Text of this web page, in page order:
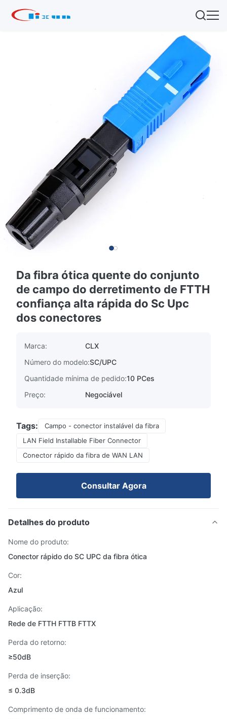
Da fibra ótica quente do conjunto
de campo do derretimento de FTTH
confiança alta rápida do Sc Upc
dos conectores
Marca:
CLX
Número do modelo:SC/UPC
Quantidade mínima de pedido:10 PCes
Preço:
Negociável
Tags:
Campo - conector instalável da fibra
LAN Field Installable Fiber Connector
Conector rápido da fibra de WAN LAN
Consultar Agora
Detalhes do produto
Nome do produto:
Conector rápido do SC UPC da fibra ótica
Cor:
Azul
Aplicação:
Rede de FTTH FTTB FTTX
Perda do retorno:
≥50dB
Perda de inserção:
≤ 0.3dB
Comprimento de onda de funcionamento: